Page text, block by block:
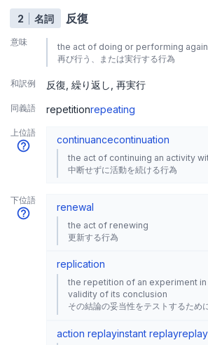
2 名詞 反復
意味
the act of doing or performing again
再び行う、または実行する行為
和訳例 反復 繰り返し 再実行
同義語 repetitionrepeating
上位語
continuancecontinuation
the act of continuing an activity
中断せずに活動を続ける行為
下位語
renewal
the act of renewing
更新する行為
replication
the repetition of an experiment
validity of its conclusion
その結論の妥当性をテストするため
action replayinstant replayreplay